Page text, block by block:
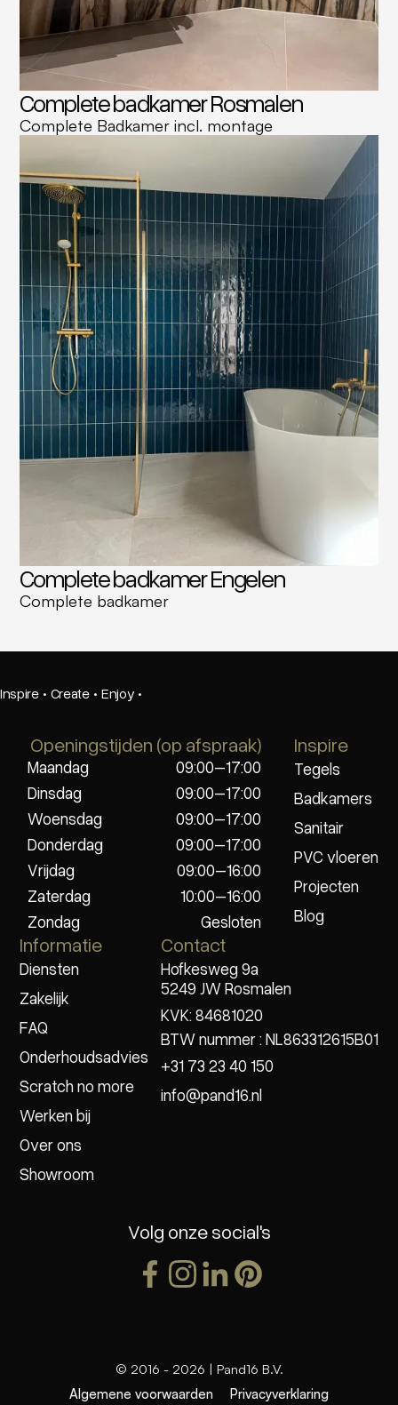
Complete badkamer Rosmalen
Complete Badkamer incl. montage
Complete badkamer Engelen
Complete badkamer
Inspire · Create · Enjoy ·
Openingstijden (op afspraak)
Maandag
09:00–17:00
Dinsdag
09:00–17:00
Woensdag
09:00–17:00
Donderdag
09:00–17:00
Vrijdag
09:00–16:00
Zaterdag
10:00–16:00
Zondag
Gesloten
Inspire
Tegels
Badkamers
Sanitair
PVC vloeren
Projecten
Blog
Informatie
Diensten
Zakelijk
FAQ
Onderhoudsadvies
Scratch no more
Werken bij
Over ons
Showroom
Contact
Hofkesweg 9a
5249 JW Rosmalen
KVK: 84681020
BTW nummer : NL863312615B01
+31 73 23 40 150
info@pand16.nl
Volg onze social's
© 2016 - 2026 | Pand16 B.V.
Algemene voorwaarden
Privacyverklaring